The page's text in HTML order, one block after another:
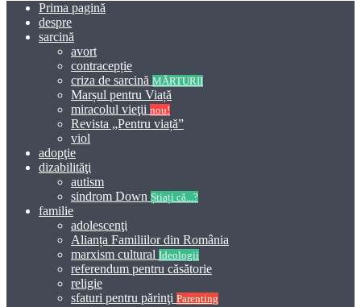
Prima pagină
despre
sarcină
avort
contracepție
criza de sarcină MĂRTURII
Marșul pentru Viață
miracolul vieţii nou!
Revista „Pentru viață”
viol
adopţie
dizabilităţi
autism
sindrom Down Știați că...?
familie
adolescenţi
Alianța Familiilor din România
marxism cultural Ideologii
referendum pentru căsătorie
religie
sfaturi pentru părinţi Parenting